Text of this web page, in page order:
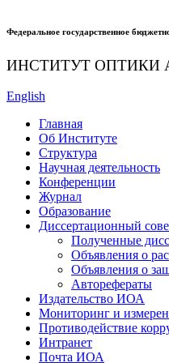
Федеральное государственное
ИНСТИТУТ ОПТИКИ
English
Главная
Об Институте
Структура
Научная деятельность
Конференции
Журнал
Образование
Диссертационный
Полученные
Объявления о
Объявления о
Авторефераты
Издательство ИОА
Мониторинг и
Противодействие
Интранет
Почта ИОА